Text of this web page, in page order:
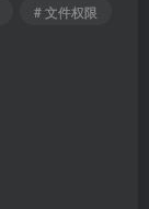
# 文件权限